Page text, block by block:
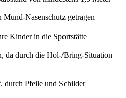
Nasenschutz getragen
Kinder in die Sportstätte
da durch die Hol-/Bring-Situation
durch Pfeile und Schilder